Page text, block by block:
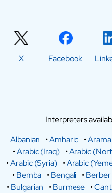
X Facebook
Interpreters
Albanian
•Amharic •
•Arabic (Iraq) •Arabic
•Arabic (Syria) •Arabic
•Bemba •Bengali •Berber
•Bulgarian •Burmese •